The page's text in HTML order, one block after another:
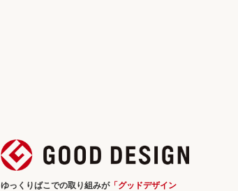
ゆっくりばこでの取り組みが「グッドデザイン